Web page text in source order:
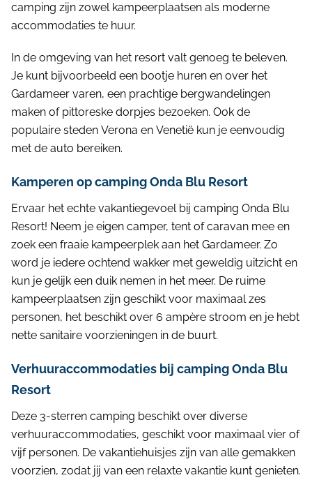
camping zijn zowel kampeerplaatsen als moderne
accommodaties te huur.
In de omgeving van het resort valt genoeg te beleven.
Je kunt bijvoorbeeld een bootje huren en over het
Gardameer varen, een prachtige bergwandelingen
maken of pittoreske dorpjes bezoeken. Ook de
populaire steden Verona en Venetië kun je eenvoudig
met de auto bereiken.
Kamperen op camping Onda Blu Resort
Ervaar het echte vakantiegevoel bij camping Onda Blu
Resort! Neem je eigen camper, tent of caravan mee en
zoek een fraaie kampeerplek aan het Gardameer. Zo
word je iedere ochtend wakker met geweldig uitzicht en
kun je gelijk een duik nemen in het meer. De ruime
kampeerplaatsen zijn geschikt voor maximaal zes
personen, het beschikt over 6 ampère stroom en je hebt
nette sanitaire voorzieningen in de buurt.
Verhuuraccommodaties bij camping Onda Blu
Resort
Deze 3-sterren camping beschikt over diverse
verhuuraccommodaties, geschikt voor maximaal vier of
vijf personen. De vakantiehuisjes zijn van alle gemakken
voorzien, zodat jij van een relaxte vakantie kunt genieten.